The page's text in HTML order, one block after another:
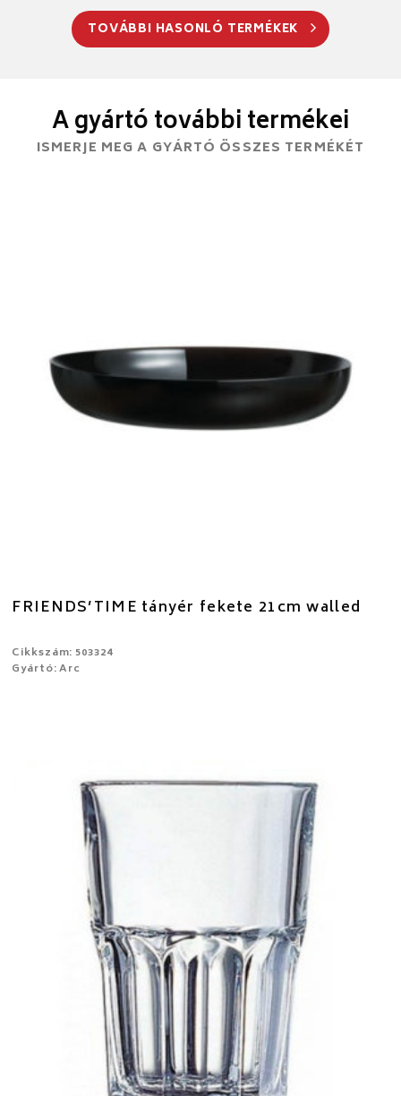
TOVÁBBI HASONLÓ TERMÉKEK
A gyártó további termékei
ISMERJE MEG A GYÁRTÓ ÖSSZES TERMÉKÉT
FRIENDS’TIME tányér fekete 21cm walled
Cikkszám: 503324
Gyártó: Arc